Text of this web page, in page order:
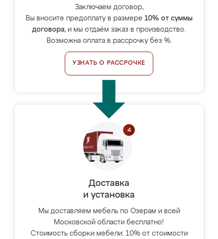
Заключаем договор,
Вы вносите предоплату в размере 10% от суммы
договора, и мы отдаём заказ в производство.
Возможна оплата в рассрочку без %.
УЗНАТЬ О РАССРОЧКЕ
Доставка
и установка
Мы доставляем мебель по Озерам и всей
Московской области бесплатно!
Стоимость сборки мебели: 10% от стоимости